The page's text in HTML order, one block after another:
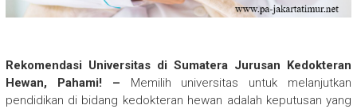
Rekomendasi Universitas di Sumatera Jurusan Kedokteran
Hewan, Pahami! – Memilih universitas untuk melanjutkan
pendidikan di bidang kedokteran hewan adalah keputusan yang